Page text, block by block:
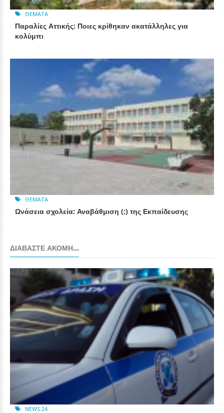
ΘΈΜΑΤΑ
Παραλίες Αττικής: Ποιες κρίθηκαν ακατάλληλες για
κολύμπι
ΘΈΜΑΤΑ
Ωνάσεια σχολεία: Αναβάθμιση (;) της Εκπαίδευσης
ΔΙΑΒΆΣΤΕ ΑΚΌΜΗ...
NEWS 24